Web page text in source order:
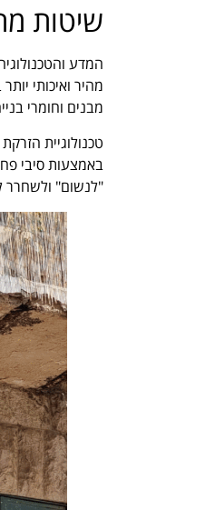
שיטות
המדע
מהיר ואיכותי
מבנים וחומרי
טכנולוגיית
באמצעות סיבי
"לנשום" ולשחרר